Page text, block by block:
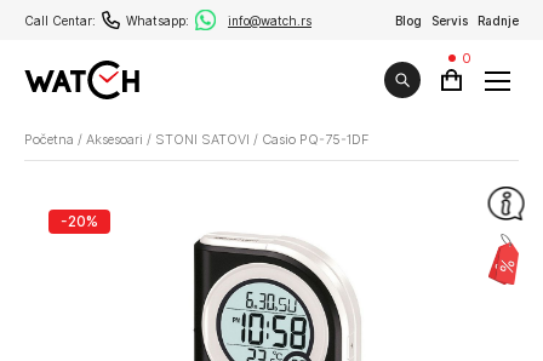
Call Centar: Whatsapp: info@watch.rs Blog Servis Radnje
0
Početna / Aksesoari / STONI SATOVI / Casio PQ-75-1DF
-20%